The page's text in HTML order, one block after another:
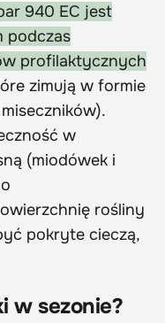
940 EC jest
podczas
profilaktycznych
zimują w formie
w
(miodówek i
rośliny
pokryte cieczą,
w sezonie?